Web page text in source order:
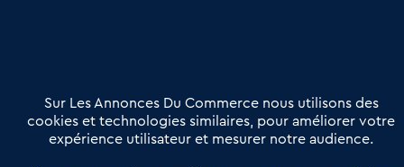
Offres Pro
Actualités
Qui sommes nous ?
Derniers articles
Sur Les Annonces Du Commerce nous utilisons des
cookies et technologies similaires, pour améliorer votre
expérience utilisateur et mesurer notre audience.